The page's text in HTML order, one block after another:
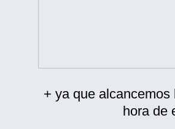
+ ya que
hora de